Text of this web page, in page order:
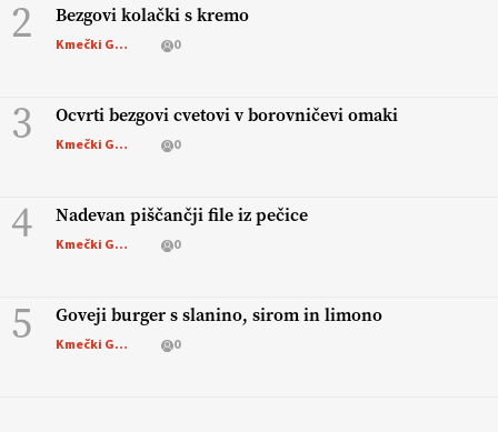
2 Bezgovi kolački s kremo
Kmečki Glas 0
3 Ocvrti bezgovi cvetovi v borovničevi omaki
Kmečki Glas 0
4 Nadevan piščančji file iz pečice
Kmečki Glas 0
5 Goveji burger s slanino, sirom in limono
Kmečki Glas 0